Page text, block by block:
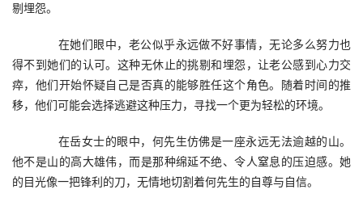
剔埋怨。
在她们眼中，老公似乎永远做不好事情，无论多么努力也
得不到她们的认可。这种无休止的挑剔和埋怨，让老公感到心力交
瘁，他们开始怀疑自己是否真的能够胜任这个角色。随着时间的推
移，他们可能会选择逃避这种压力，寻找一个更为轻松的环境。
在岳女士的眼中，何先生仿佛是一座永远无法逾越的山。
他不是山的高大雄伟，而是那种绵延不绝、令人窒息的压迫感。她
的目光像一把锋利的刀，无情地切割着何先生的自尊与自信。